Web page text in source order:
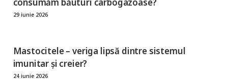
29 iunie 2026
Mastocitele – veriga lipsă dintre sistemul
imunitar și creier?
24 iunie 2026